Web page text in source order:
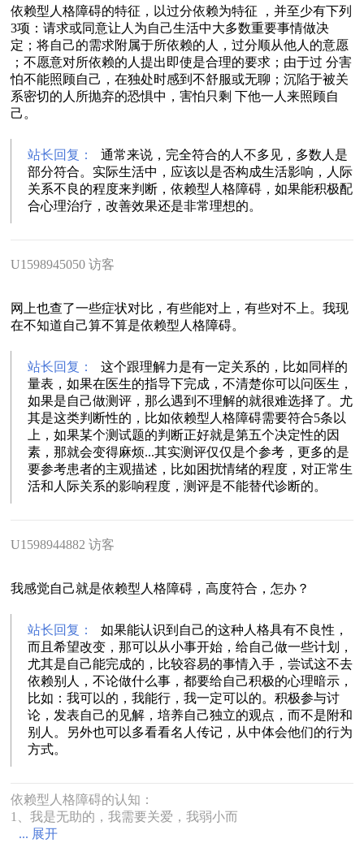
依赖型人格障碍的特征，以过分依赖为特征 ，并至少有下列
3项：请求或同意让人为自己生活中大多数重要事情做决
定；将自己的需求附属于所依赖的人，过分顺从他人的意愿
；不愿意对所依赖的人提出即使是合理的要求；由于过 分害
怕不能照顾自己，在独处时感到不舒服或无聊；沉陷于被关
系密切的人所抛弃的恐惧中，害怕只剩 下他一人来照顾自
己。
站长回复：
通常来说，完全符合的人不多见，多数人是
部分符合。实际生活中，应该以是否构成生活影响，人际
关系不良的程度来判断，依赖型人格障碍，如果能积极配
合心理治疗，改善效果还是非常理想的。
U1598945050 访客
网上也查了一些症状对比，有些能对上，有些对不上。我现
在不知道自己算不算是依赖型人格障碍。
站长回复：
这个跟理解力是有一定关系的，比如同样的
量表，如果在医生的指导下完成，不清楚你可以问医生，
如果是自己做测评，那么遇到不理解的就很难选择了。尤
其是这类判断性的，比如依赖型人格障碍需要符合5条以
上，如果某个测试题的判断正好就是第五个决定性的因
素，那就会变得麻烦...其实测评仅仅是个参考，更多的是
要参考患者的主观描述，比如困扰情绪的程度，对正常生
活和人际关系的影响程度，测评是不能替代诊断的。
U1598944882 访客
我感觉自己就是依赖型人格障碍，高度符合，怎办？
站长回复：
如果能认识到自己的这种人格具有不良性，
而且希望改变，那可以从小事开始，给自己做一些计划，
尤其是自己能完成的，比较容易的事情入手，尝试这不去
依赖别人，不论做什么事，都要给自己积极的心理暗示，
比如：我可以的，我能行，我一定可以的。积极参与讨
论，发表自己的见解，培养自己独立的观点，而不是附和
别人。另外也可以多看看名人传记，从中体会他们的行为
方式。
依赖型人格障碍的认知：
1、我是无助的，我需要关爱，我弱小而
... 展开